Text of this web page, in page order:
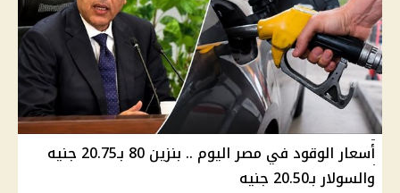
أسعار الوقود في مصر اليوم .. بنزين 80 بـ20.75 جنيه
والسولار بـ20.50 جنيه